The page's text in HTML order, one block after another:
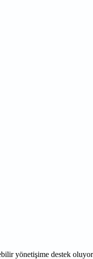
yönetişime destek